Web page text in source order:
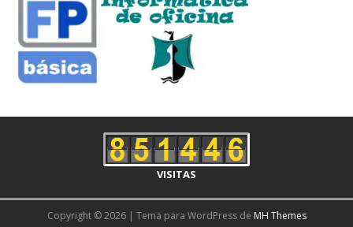
VISITAS
Copyright © 2026 | Tema para WordPress de MH Themes